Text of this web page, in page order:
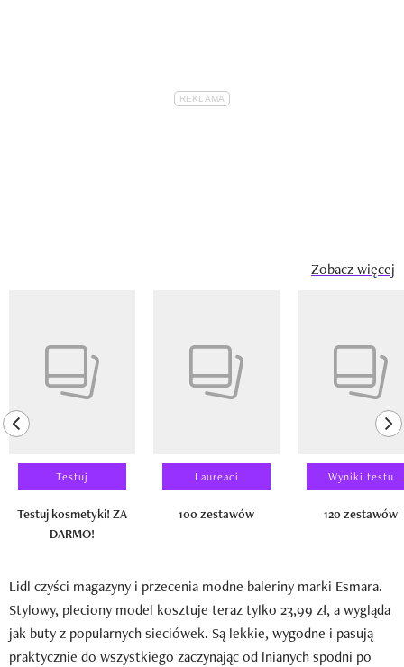
Zobacz więcej
previous element
Testuj
Testuj kosmetyki! ZA
DARMO!
Laureaci
100 zestawów
Wyniki testu
120 zestawów
Lidl czyści magazyny i przecenia modne baleriny marki Esmara.
Stylowy, pleciony model kosztuje teraz tylko 23,99 zł, a wygląda
jak buty z popularnych sieciówek. Są lekkie, wygodne i pasują
praktycznie do wszystkiego zaczynając od lnianych spodni po